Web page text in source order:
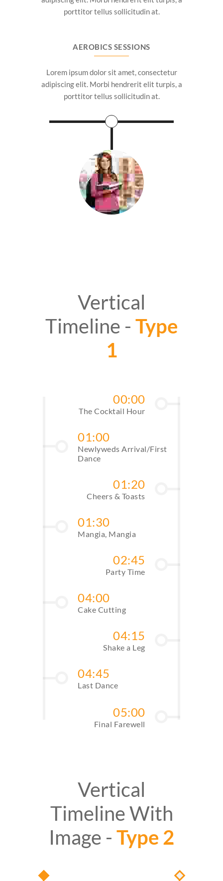
porttitor tellus sollicitudin at.
AEROBICS SESSIONS
Lorem ipsum dolor sit amet, consectetur
adipiscing elit. Morbi hendrerit elit turpis, a
porttitor tellus sollicitudin at.
Vertical
Timeline - Type
1
00:00
The Cocktail Hour
01:00
Newlyweds Arrival/First
Dance
01:20
Cheers & Toasts
01:30
Mangia, Mangia
02:45
Party Time
04:00
Cake Cutting
04:15
Shake a Leg
04:45
Last Dance
05:00
Final Farewell
Vertical
Timeline With
Image - Type 2